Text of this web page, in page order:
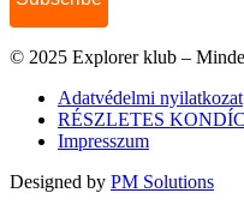
© 2025 Explorer klub –
Adatvédelmi nyilatkozat
RÉSZLETES
Impresszum
Designed by PM Solutions